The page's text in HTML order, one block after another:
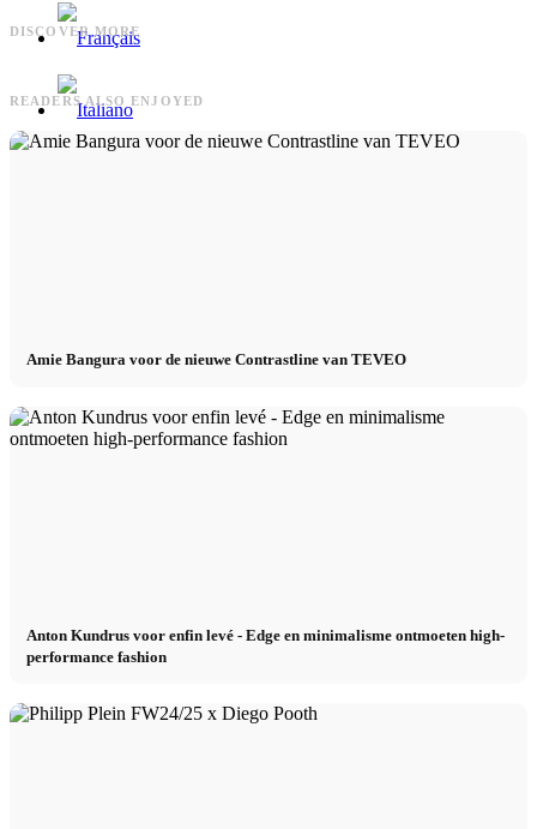
DISCOVER MORE
Models.com x CM Models
Management
READERS ALSO ENJOYED
Amie Bangura voor de nieuwe Contrastline van TEVEO
Anton Kundrus voor enfin levé - Edge en minimalisme ontmoeten high-
performance fashion